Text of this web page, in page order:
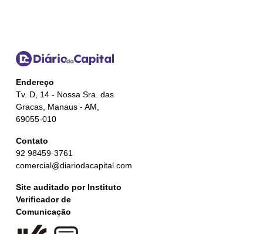
Endereço
Tv. D, 14 - Nossa Sra. das
Gracas, Manaus - AM,
69055-010
Contato
92 98459-3761
comercial@diariodacapital.com
Site auditado por Instituto
Verificador de
Comunicação